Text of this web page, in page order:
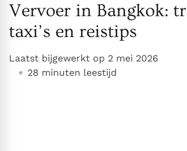
Vervoer in Bangkok:
taxi’s en reistips
Laatst bijgewerkt op 2 mei 2026
28 minuten leestijd